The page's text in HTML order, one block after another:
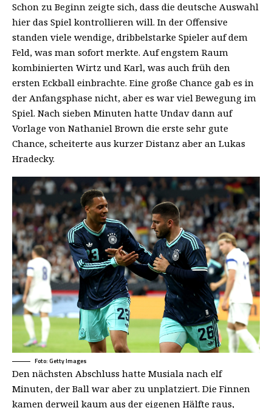
Schon zu Beginn zeigte sich, dass die deutsche Auswahl
hier das Spiel kontrollieren will. In der Offensive
standen viele wendige, dribbelstarke Spieler auf dem
Feld, was man sofort merkte. Auf engstem Raum
kombinierten Wirtz und Karl, was auch früh den
ersten Eckball einbrachte. Eine große Chance gab es in
der Anfangsphase nicht, aber es war viel Bewegung im
Spiel. Nach sieben Minuten hatte Undav dann auf
Vorlage von Nathaniel Brown die erste sehr gute
Chance, scheiterte aus kurzer Distanz aber an Lukas
Hradecky.
Foto: Getty Images
Den nächsten Abschluss hatte Musiala nach elf
Minuten, der Ball war aber zu unplatziert. Die Finnen
kamen derweil kaum aus der eigenen Hälfte raus,